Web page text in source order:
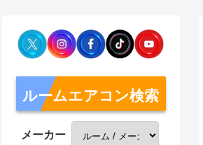
ルームエアコン検索
メーカー